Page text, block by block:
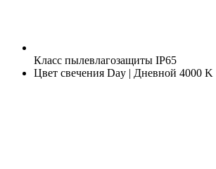
Класс пылевлагозащиты IP65
Цвет свечения Day | Дневной 4000 K